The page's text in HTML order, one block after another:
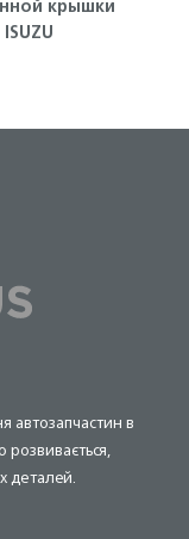
автозапчастин в
розвивається,
деталей.